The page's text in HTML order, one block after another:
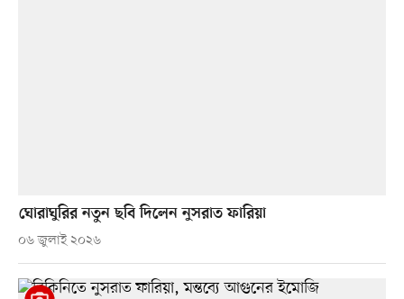
ঘোরাঘুরির নতুন ছবি দিলেন নুসরাত ফারিয়া
০৬ জুলাই ২০২৬